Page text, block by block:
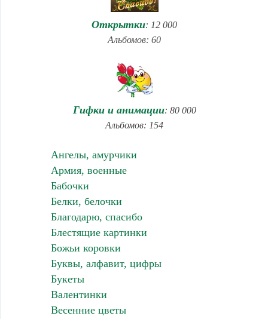
Открытки: 12 000
Альбомов: 60
Гифки и анимации: 80 000
Альбомов: 154
Ангелы, амурчики
Армия, военные
Бабочки
Белки, белочки
Благодарю, спасибо
Блестящие картинки
Божьи коровки
Буквы, алфавит, цифры
Букеты
Валентинки
Весенние цветы